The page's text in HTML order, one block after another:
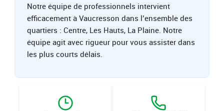
Notre équipe de professionnels intervient
efficacement à Vaucresson dans l’ensemble des
quartiers : Centre, Les Hauts, La Plaine. Notre
équipe agit avec rigueur pour vous assister dans
les plus courts délais.